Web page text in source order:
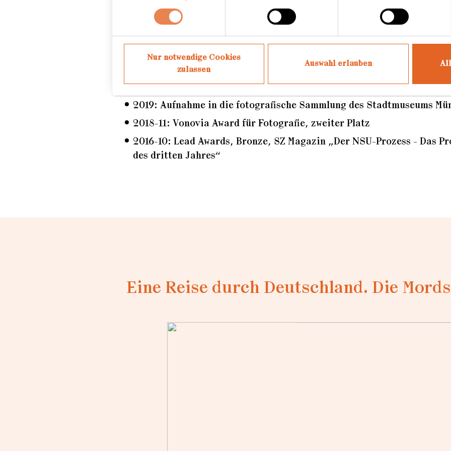
Nur notwendige Cookies
zulassen
Auswahl erlauben
Werdegang
freiberufliche Fotografin
Auszeichnungen
2019: Aufnahme in die fotografische Sammlung des Stadtmuseums
2018-11: Vonovia Award für Fotografie, zweiter Platz
2016-10: Lead Awards, Bronze, SZ Magazin „Der NSU-Prozess - Das
des dritten Jahres“
Eine Reise durch Deutschland. Die